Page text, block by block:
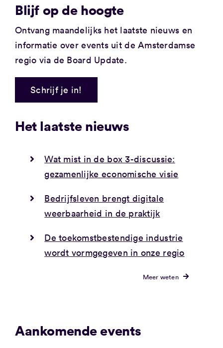
Blijf op de hoogte
Ontvang maandelijks het laatste nieuws en
informatie over eventsuit de Amsterdamse
regio via de Board Update.
Schrijf je in!
Het laatste nieuws
Wat mist in de box 3-discussie:
gezamenlijke economische visie
Bedrijfsleven brengt digitale
weerbaarheid in de praktijk
De toekomstbestendige industrie
wordt vormgegeven in onze regio
Meer weten
Aankomende events